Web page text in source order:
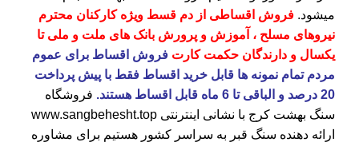
میشود. فروش اقساطی از دم قسط ویژه کارکنان محترم
نیروهای مسلح ، آموزش و پرورش بانک های ملت و ملی تا
یکسال و دارندگان حکمت کارت فروش اقساط برای عموم
مردم تمام نمونه ها قابل خرید اقساط فقط با پیش پرداخت
20 درصد و الباقی تا 6 ماه قابل اقساط هستند.
فروشگاه
سنگ بهشت کرج با نشانی اینترنتی www.sangbehesht.top
ارائه دهنده سنگ قبر به سراسر کشور هستیم برای مشاوره